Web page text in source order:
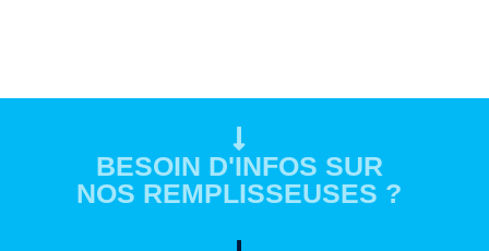
BESOIN D'INFOS SUR
NOS REMPLISSEUSES ?